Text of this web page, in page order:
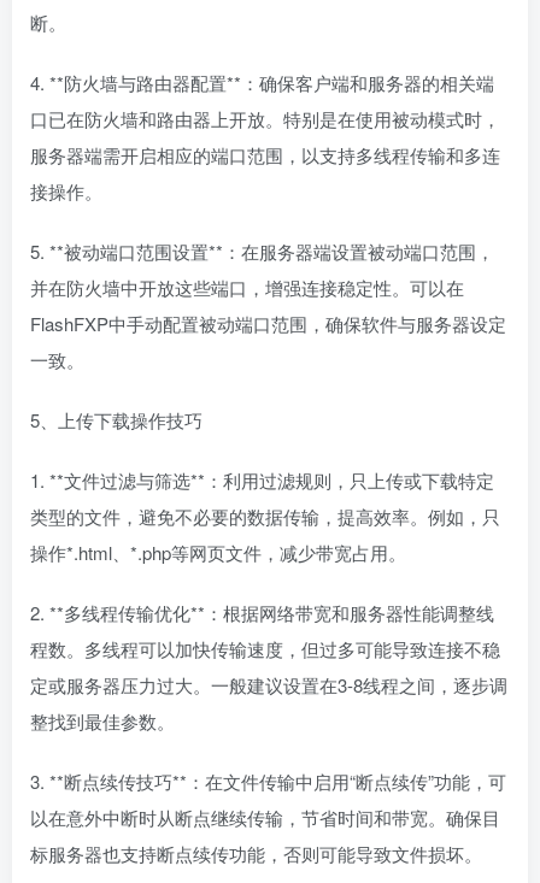
断。
4. **防火墙与路由器配置**：确保客户端和服务器的相关端
口已在防火墙和路由器上开放。特别是在使用被动模式时，
服务器端需开启相应的端口范围，以支持多线程传输和多连
接操作。
5. **被动端口范围设置**：在服务器端设置被动端口范围，
并在防火墙中开放这些端口，增强连接稳定性。可以在
FlashFXP中手动配置被动端口范围，确保软件与服务器设定
一致。
5、上传下载操作技巧
1. **文件过滤与筛选**：利用过滤规则，只上传或下载特定
类型的文件，避免不必要的数据传输，提高效率。例如，只
操作*.html、*.php等网页文件，减少带宽占用。
2. **多线程传输优化**：根据网络带宽和服务器性能调整线
程数。多线程可以加快传输速度，但过多可能导致连接不稳
定或服务器压力过大。一般建议设置在3-8线程之间，逐步调
整找到最佳参数。
3. **断点续传技巧**：在文件传输中启用“断点续传”功能，可
以在意外中断时从断点继续传输，节省时间和带宽。确保目
标服务器也支持断点续传功能，否则可能导致文件损坏。